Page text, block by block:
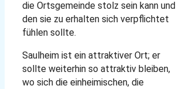
die Ortsgemeinde stolz sein kann und
den sie zu erhalten sich verpflichtet
fühlen sollte.
Saulheim ist ein attraktiver Ort; er
sollte weiterhin so attraktiv bleiben,
wo sich die einheimischen, die